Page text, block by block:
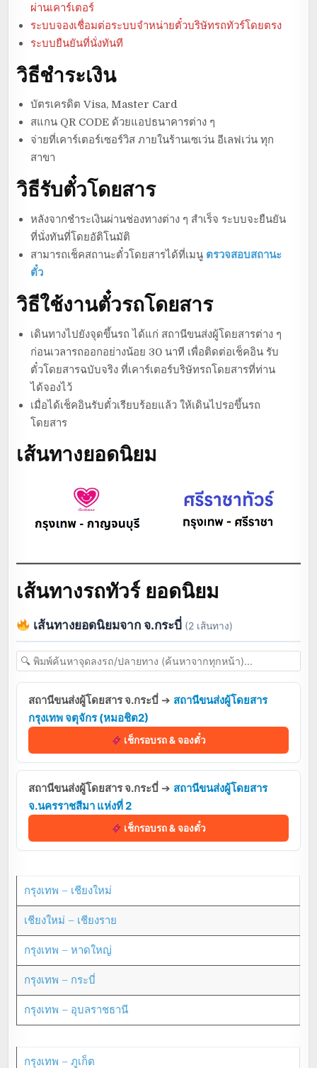
ผ่านเคาร์เตอร์
ระบบจองเชื่อมต่อระบบจำหน่ายตั๋วบริษัทรถทัวร์โดยตรง
ระบบยืนยันที่นั่งทันที
วิธีชำระเงิน
บัตรเครดิต Visa, Master Card
สแกน QR CODE ด้วยแอปธนาคารต่าง ๆ
จ่ายที่เคาร์เตอร์เซอร์วิส ภายในร้านเซเว่น อีเลฟเว่น ทุก
สาขา
วิธีรับตั๋วโดยสาร
หลังจากชำระเงินผ่านช่องทางต่าง ๆ สำเร็จ ระบบจะยืนยัน
ที่นั่งทันที่โดยอัติโนมัติ
สามารถเช็คสถานะตั๋วโดยสารได้ที่เมนู ตรวจสอบสถานะ
ตั๋ว
วิธีใช้งานตั๋วรถโดยสาร
เดินทางไปยังจุดขึ้นรถ ได้แก่ สถานีขนส่งผู้โดยสารต่าง ๆ
ก่อนเวลารถออกอย่างน้อย 30 นาที เพื่อติดต่อเช็คอิน รับ
ตั๋วโดยสารฉบับจริง ที่เคาร์เตอร์บริษัทรถโดยสารที่ท่าน
ได้จองไว้
เมื่อได้เช็คอินรับตั๋วเรียบร้อยแล้ว ให้เดินไปรอขึ้นรถ
โดยสาร
เส้นทางยอดนิยม
เส้นทางรถทัวร์ ยอดนิยม
เส้นทางยอดนิยมจาก จ.กระบี่ (2 เส้นทาง)
สถานีขนส่งผู้โดยสาร จ.กระบี่ ➔ สถานีขนส่งผู้โดยสาร
กรุงเทพ จตุจักร (หมอชิต2)
เช็กรอบรถ & จองตั๋ว
สถานีขนส่งผู้โดยสาร จ.กระบี่ ➔ สถานีขนส่งผู้โดยสาร
จ.นครราชสีมา แห่งที่ 2
เช็กรอบรถ & จองตั๋ว
กรุงเทพ – เชียงใหม่
เชียงใหม่ – เชียงราย
กรุงเทพ – หาดใหญ่
กรุงเทพ – กระบี่
กรุงเทพ – อุบลราชธานี
กรุงเทพ – ภูเก็ต